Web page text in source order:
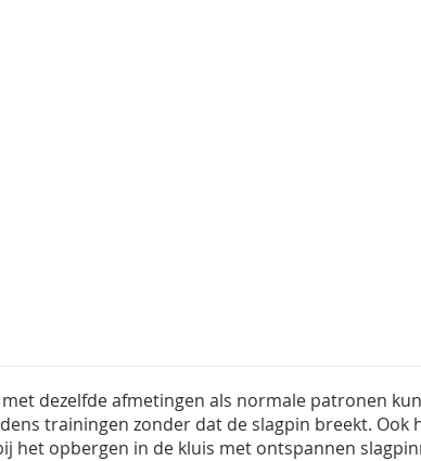
met dezelfde afmetingen als normale patronen
trainingen zonder dat de slagpin breekt. Ook
het opbergen in de kluis met ontspannen